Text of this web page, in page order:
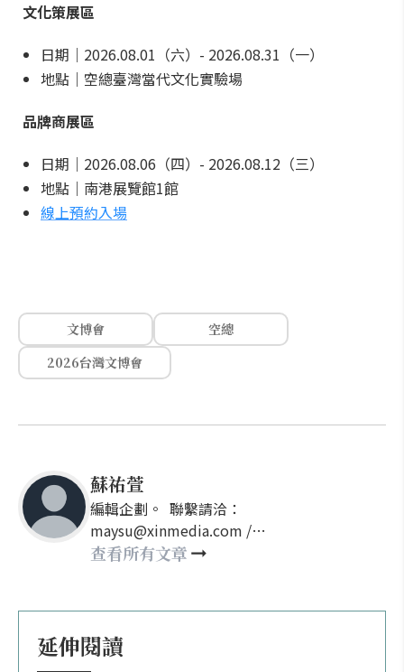
文化策展區
日期｜2026.08.01（六）- 2026.08.31（一）
地點｜空總臺灣當代文化實驗場
品牌商展區
日期｜2026.08.06（四）- 2026.08.12（三）
地點｜南港展覽館1館
線上預約入場
文博會
空總
2026台灣文博會
蘇祐萱
編輯企劃。 聯繫請洽：
maysu@xinmedia.com /
may860527@gmail.com
查看所有文章
延伸閱讀